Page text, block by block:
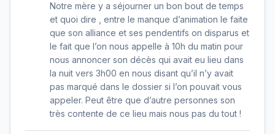
Notre mère y a séjourner un bon bout de temps
et quoi dire , entre le manque d’animation le faite
que son alliance et ses pendentifs on disparus et
le fait que l’on nous appelle à 10h du matin pour
nous annoncer son décès qui avait eu lieu dans
la nuit vers 3h00 en nous disant qu’il n’y avait
pas marqué dans le dossier si l’on pouvait vous
appeler. Peut être que d’autre personnes son
très contente de ce lieu mais nous pas du tout !